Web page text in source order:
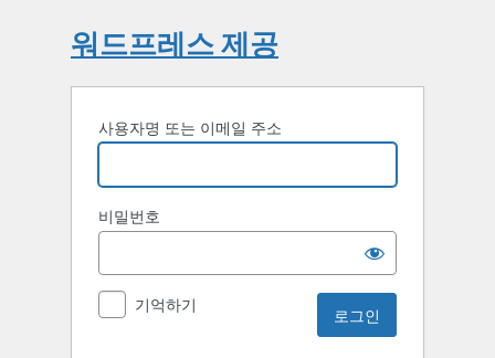
워드프레스 제공
사용자명 또는 이메일 주소
비밀번호
기억하기